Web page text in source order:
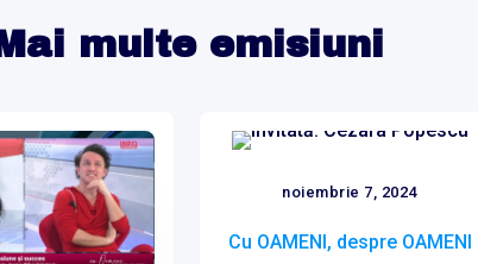
Mai multe emisiuni
noiembrie 7, 2024
Cu OAMENI, despre OAMENI